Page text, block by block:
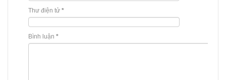
Thư điện tử *
Bình luận *